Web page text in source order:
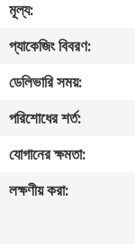
মান
নিয়ন্ত্রণ
যোগাযোগ
করুন
উদ্ধৃতির
মূল্য:
প্যাকেজিং বিবরণ:
ডেলিভারি সময়:
পরিশোধের শর্ত:
যোগানের ক্ষমতা:
লক্ষণীয় করা: